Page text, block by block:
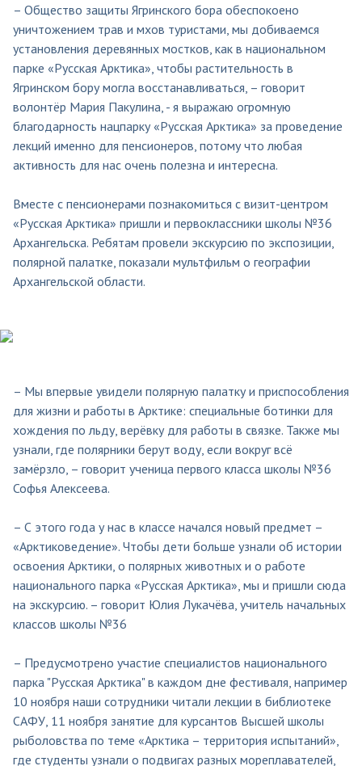
– Общество защиты Ягринского бора обеспокоено
уничтожением трав и мхов туристами, мы добиваемся
установления деревянных мостков, как в национальном
парке «Русская Арктика», чтобы растительность в
Ягринском бору могла восстанавливаться, – говорит
волонтёр Мария Пакулина, - я выражаю огромную
благодарность нацпарку «Русская Арктика» за проведение
лекций именно для пенсионеров, потому что любая
активность для нас очень полезна и интересна.
Вместе с пенсионерами познакомиться с визит-центром
«Русская Арктика» пришли и первоклассники школы №36
Архангельска. Ребятам провели экскурсию по экспозиции,
полярной палатке, показали мультфильм о географии
Архангельской области.
– Мы впервые увидели полярную палатку и приспособления
для жизни и работы в Арктике: специальные ботинки для
хождения по льду, верёвку для работы в связке. Также мы
узнали, где полярники берут воду, если вокруг всё
замёрзло, – говорит ученица первого класса школы №36
Софья Алексеева.
– С этого года у нас в классе начался новый предмет –
«Арктиковедение». Чтобы дети больше узнали об истории
освоения Арктики, о полярных животных и о работе
национального парка «Русская Арктика», мы и пришли сюда
на экскурсию. – говорит Юлия Лукачёва, учитель начальных
классов школы №36
– Предусмотрено участие специалистов национального
парка "Русская Арктика" в каждом дне фестиваля, например
10 ноября наши сотрудники читали лекции в библиотеке
САФУ, 11 ноября занятие для курсантов Высшей школы
рыболовства по теме «Арктика – территория испытаний»,
где студенты узнали о подвигах разных мореплавателей,